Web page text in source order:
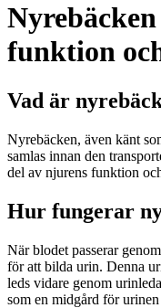
funktion
Vad är
Nyrebäcken, även känt
samlas innan den
del av njurens funktion
Hur fungerar
När blodet passerar
för att bilda urin. Denna
leds vidare genom
som en midgård för